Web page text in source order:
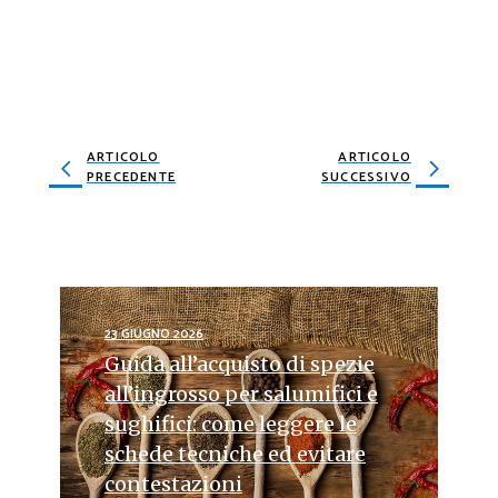
ARTICOLO
PRECEDENTE
ARTICOLO
SUCCESSIVO
23 GIUGNO 2026
Guida all’acquisto di spezie
all’ingrosso per salumifici e
sughifici: come leggere le
schede tecniche ed evitare
contestazioni